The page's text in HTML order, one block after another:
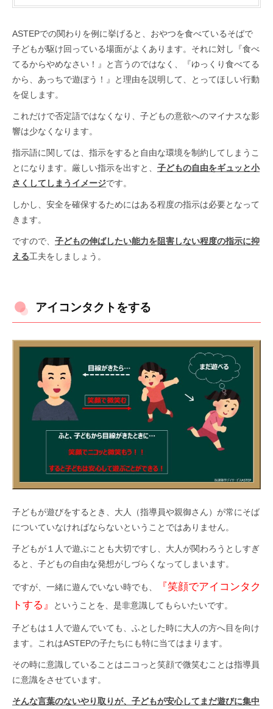
ASTEPでの関わりを例に挙げると、おやつを食べているそばで
子どもが駆け回っている場面がよくあります。それに対し『食べ
てるからやめなさい！』と言うのではなく、『ゆっくり食べてる
から、あっちで遊ぼう！』と理由を説明して、とってほしい行動
を促します。
これだけで否定語ではなくなり、子どもの意欲へのマイナスな影
響は少なくなります。
指示語に関しては、指示をすると自由な環境を制約してしまうこ
とになります。厳しい指示を出すと、 子どもの自由をギュッと小
さくしてしまうイメージです。
しかし、安全を確保するためにはある程度の指示は必要となって
きます。
ですので、 子どもの伸ばしたい能力を阻害しない程度の指示に抑
える工夫をしましょう。
アイコンタクトをする
子どもが遊びをするとき、大人（指導員や親御さん）が常にそば
についていなければならないということではありません。
子どもが１人で遊ぶことも大切ですし、大人が関わろうとしすぎ
ると、子どもの自由な発想がしづらくなってしまいます。
ですが、一緒に遊んでいない時でも、
『笑顔でアイコンタク
トする』
ということを、是非意識してもらいたいです。
子どもは１人で遊んでいても、ふとした時に大人の方へ目を向け
ます。これはASTEPの子たちにも特に当てはまります。
その時に意識していることはニコっと笑顔で微笑むことは指導員
に意識をさせています。
そんな言葉のないやり取りが、子どもが安心してまだ遊びに集中